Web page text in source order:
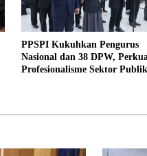
PPSPI Kukuhkan Pengurus
Nasional dan 38 DPW,
Profesionalisme Sektor Publik